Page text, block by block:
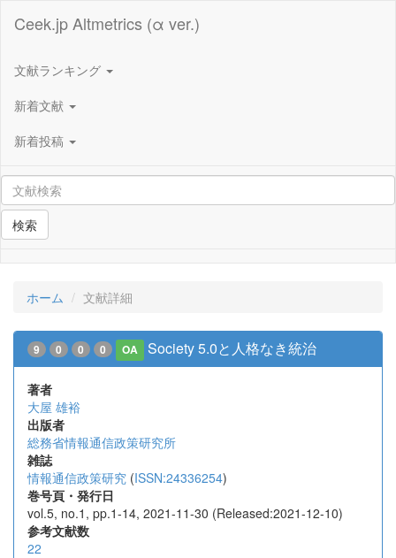
Ceek.jp Altmetrics (α ver.)
文献ランキング
新着文献
新着投稿
検索
ホーム 文献詳細
9 0 0 0 OA Society 5.0と人格なき統治
著者
大屋 雄裕
出版者
総務省情報通信政策研究所
雑誌
情報通信政策研究 (ISSN:24336254)
巻号頁・発行日
vol.5, no.1, pp.1-14, 2021-11-30 (Released:2021-12-10)
参考文献数
22